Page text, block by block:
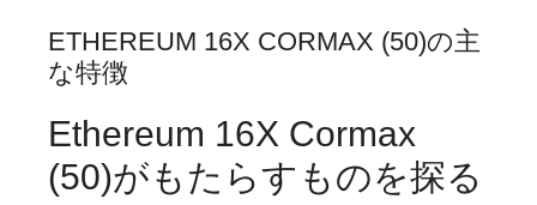
ETHEREUM 16X CORMAX (50)の主
な特徴
Ethereum 16X Cormax
(50)がもたらすものを探る